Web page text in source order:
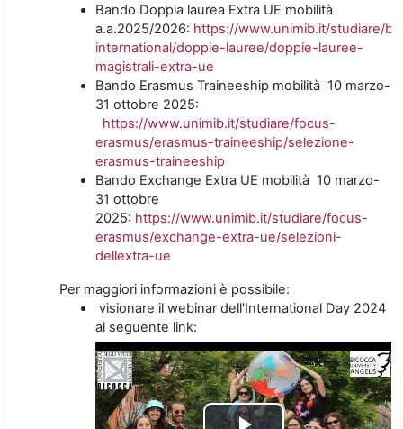
Bando Doppia laurea Extra UE mobilità
a.a.2025/2026: https://www.unimib.it/studiare/
international/doppie-lauree/doppie-lauree-
magistrali-extra-ue
Bando Erasmus Traineeship mobilità 10 marzo-
31 ottobre 2025:
https://www.unimib.it/studiare/focus-
erasmus/erasmus-traineeship/selezione-
erasmus-traineeship
Bando Exchange Extra UE mobilità 10 marzo-
31 ottobre
2025: https://www.unimib.it/studiare/focus-
erasmus/exchange-extra-ue/selezioni-
dellextra-ue
Per maggiori informazioni è possibile:
visionare il webinar dell'International Day 2024
al seguente link: